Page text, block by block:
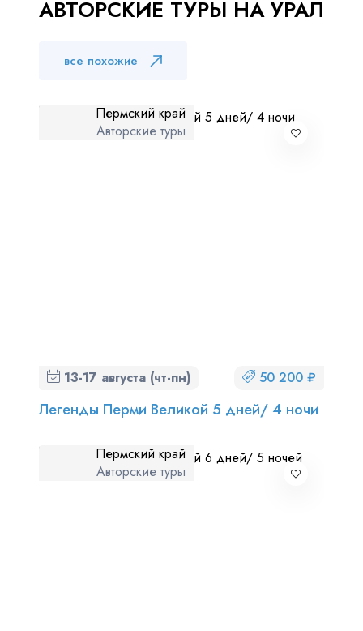
АВТОРСКИЕ ТУРЫ НА УРАЛ
все похожие
Пермский край
Авторские туры
13-17 августа (чт-пн) 50 200 ₽
Легенды Перми Великой 5 дней/ 4 ночи
Пермский край
Авторские туры